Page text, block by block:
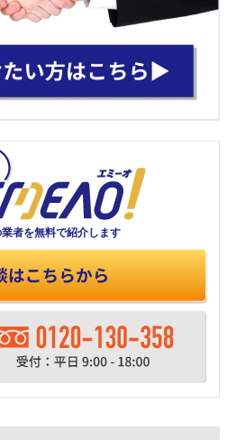
者を無料で紹介します